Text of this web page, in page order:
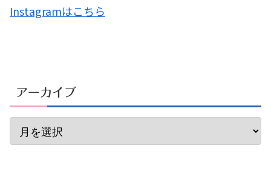
Instagramはこちら
アーカイブ